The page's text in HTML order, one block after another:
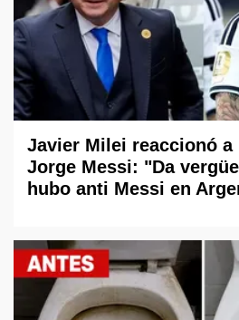
Javier Milei reaccionó a
Jorge Messi: "Da
hubo anti Messi en